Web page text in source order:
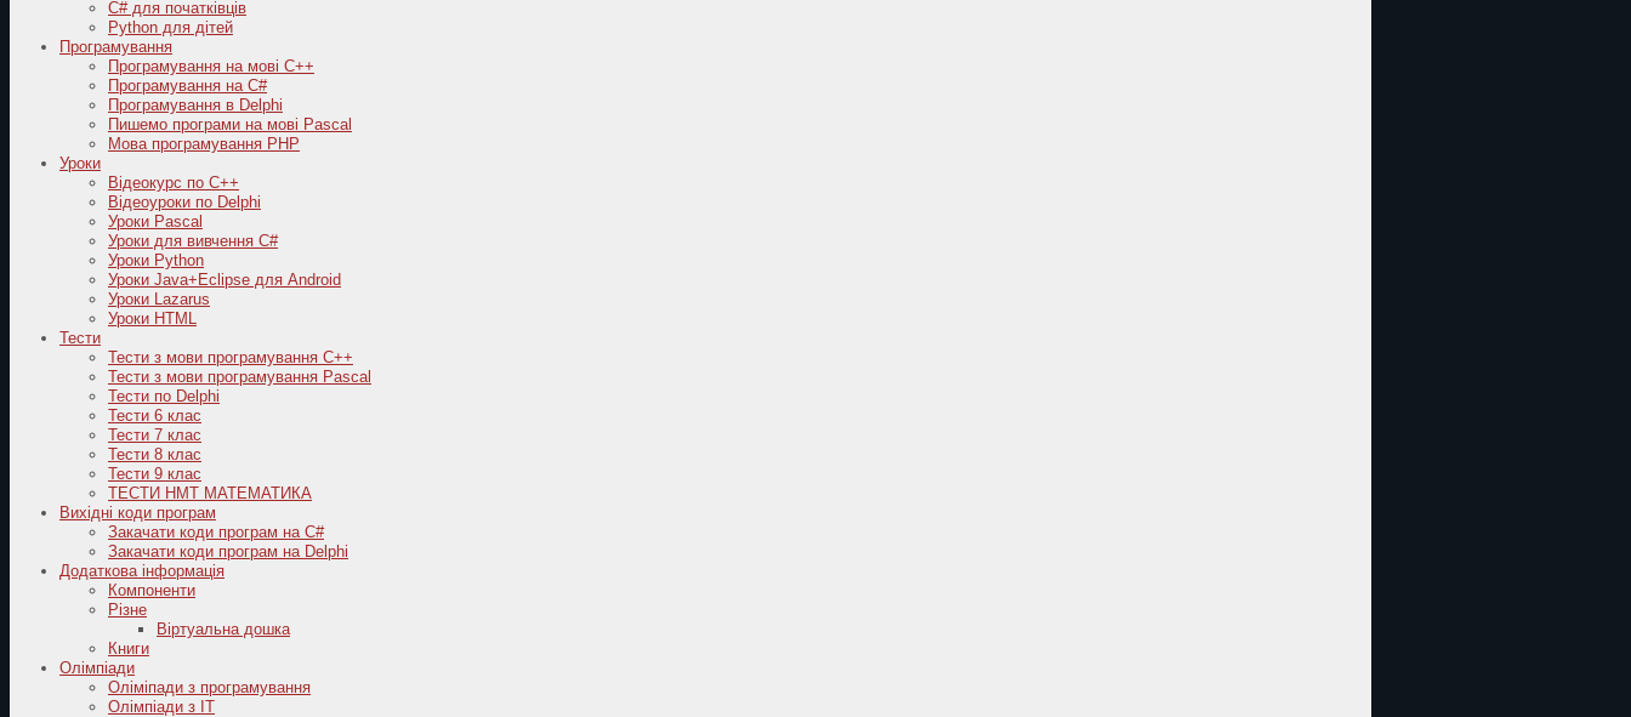
C# для початківців
Python для дітей
Програмування
Програмування на мові C++
Програмування на C#
Програмування в Delphi
Пишемо програми на мові Pascal
Мова програмування PHP
Уроки
Відеокурс по С++
Відеоуроки по Delphi
Уроки Pascal
Уроки для вивчення C#
Уроки Python
Уроки Java+Eclipse для Android
Уроки Lazarus
Уроки HTML
Тести
Тести з мови програмування C++
Тести з мови програмування Pascal
Тести по Delphi
Тести 6 клас
Тести 7 клас
Тести 8 клас
Тести 9 клас
ТЕСТИ НМТ МАТЕМАТИКА
Вихідні коди програм
Закачати коди програм на C#
Закачати коди програм на Delphi
Додаткова інформація
Компоненти
Різне
Віртуальна дошка
Книги
Олімпіади
Оліміпади з програмування
Олімпіади з ІТ